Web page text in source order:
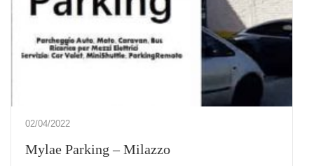
02/04/2022
Mylae Parking – Milazzo